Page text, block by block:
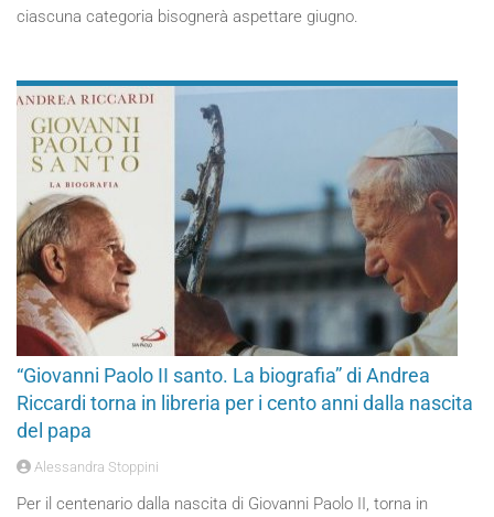
ciascuna categoria bisognerà aspettare giugno.
“Giovanni Paolo II santo. La biografia” di Andrea
Riccardi torna in libreria per i cento anni dalla nascita
del papa
Alessandra Stoppini
Per il centenario dalla nascita di Giovanni Paolo II, torna in